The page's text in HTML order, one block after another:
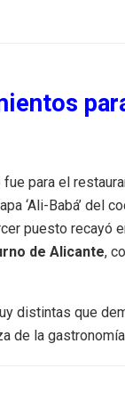
para el
‘Ali-Babá’ del
puesto recayó
de Alicante,
distintas que
de la